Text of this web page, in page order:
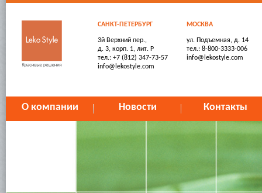
САНКТ-ПЕТЕРБУРГ
3й Верхний пер.,
д. 3, корп. 1, лит. Р
тел.: +7 (812) 347-73-57
info@lekostyle.com
МОСКВА
ул. Подъемная, д. 14
тел.: 8-800-3333-006
info@lekostyle.com
О компании Новости Контакты